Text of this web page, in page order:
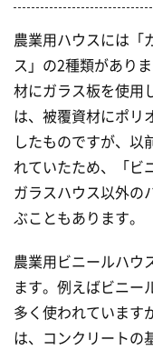
農業用ハウスには「
ス」の2種類があり
材にガラス板を使用
は、被覆資材にポリ
したものですが、以
れていたため、「ビ
ガラスハウス以外の
ぶこともあります。
農業用ビニールハウ
ます。例えばビニー
多く使われています
は、コンクリートの